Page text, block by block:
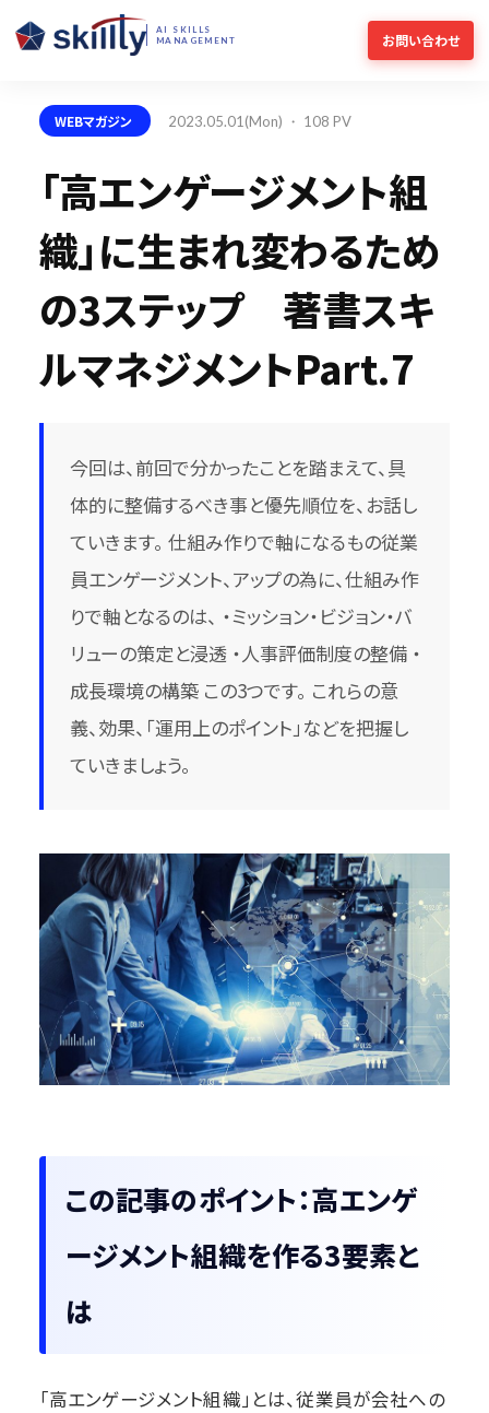
AI SKILLS
MANAGEMENT
お問い合わせ
WEBマガジン 2023.05.01(Mon) ・ 108 PV
「高エンゲージメント組
織」に生まれ変わるため
の3ステップ 著書スキ
ルマネジメントPart.7
今回は、前回で分かったことを踏まえて、具
体的に整備するべき事と優先順位を、お話し
ていきます。 仕組み作りで軸になるもの従業
員エンゲージメント、アップの為に、仕組み作
りで軸となるのは、 ・ミッション・ビジョン・バ
リューの策定と浸透 ・人事評価制度の整備 ・
成長環境の構築 この3つです。 これらの意
義、効果、「運用上のポイント」などを把握し
ていきましょう。
この記事のポイント：高エンゲ
ージメント組織を作る3要素と
は
「高エンゲージメント組織」とは、従業員が会社への